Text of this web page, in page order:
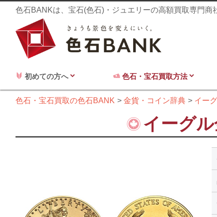
色石BANKは、宝石(色石)・ジュエリーの高額買取専門
初めての方へ 色石・宝石買取方法
色石・宝石買取の色石BANK 金貨・コイン辞典 イー
イーグ